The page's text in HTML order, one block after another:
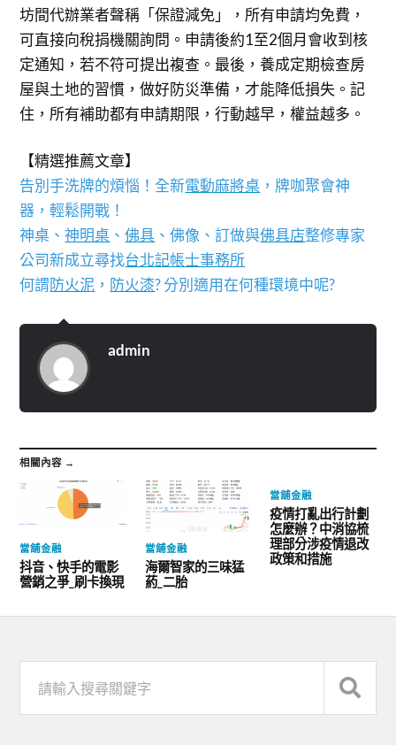
坊間代辦業者聲稱「保證減免」，所有申請均免費，
可直接向稅捐機關詢問。申請後約1至2個月會收到核
定通知，若不符可提出複查。最後，養成定期檢查房
屋與土地的習慣，做好防災準備，才能降低損失。記
住，所有補助都有申請期限，行動越早，權益越多。
【精選推薦文章】
告別手洗牌的煩惱！全新電動麻將桌 ，牌咖聚會神
器，輕鬆開戰！
神桌、神明桌 、佛具 、佛像、訂做與佛具店整修專家
公司新成立尋找台北記帳士事務所
何謂防火泥 ， 防火漆? 分別適用在何種環境中呢?
admin
相關內容 →
當舖金融
抖音、快手的電影
營銷之爭_刷卡換現
當舖金融
海爾智家的三味猛
葯_二胎
當舖金融
疫情打亂出行計劃
怎麼辦？中消協梳
理部分涉疫情退改
政策和措施